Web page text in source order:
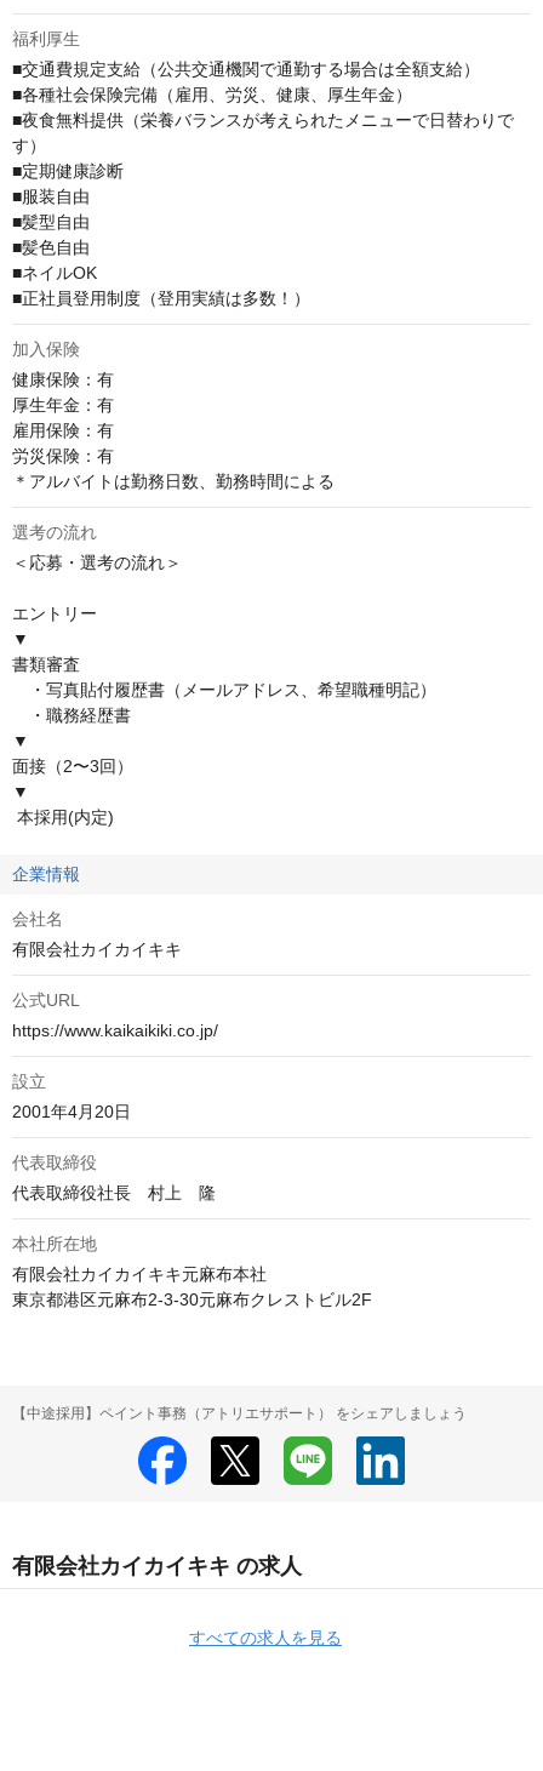
福利厚生
■交通費規定支給（公共交通機関で通勤する場合は全額支給）
■各種社会保険完備（雇用、労災、健康、厚生年金）
■夜食無料提供（栄養バランスが考えられたメニューで日替わりで
す）
■定期健康診断
■服装自由
■髪型自由
■髪色自由
■ネイルOK
■正社員登用制度（登用実績は多数！）
加入保険
健康保険：有
厚⽣年⾦：有
雇⽤保険：有
労災保険：有
＊アルバイトは勤務日数、勤務時間による
選考の流れ
＜応募・選考の流れ＞
エントリー
▼
書類審査
・写真貼付履歴書（メールアドレス、希望職種明記）
・職務経歴書
▼
面接（2〜3回）
▼
本採用(内定)
企業情報
会社名
有限会社カイカイキキ
公式URL
https://www.kaikaikiki.co.jp/
設立
2001年4月20日
代表取締役
代表取締役社長　村上　隆
本社所在地
有限会社カイカイキキ元麻布本社
東京都港区元麻布2-3-30元麻布クレストビル2F
【中途採用】ペイント事務（アトリエサポート） をシェアしましょう
有限会社カイカイキキ の求人
すべての求人を見る